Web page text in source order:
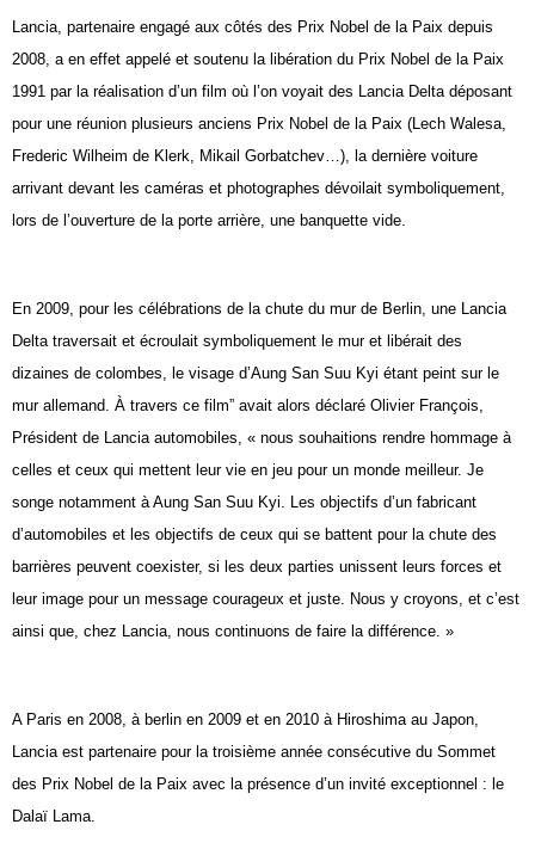
Lancia, partenaire engagé aux côtés des Prix Nobel de la Paix depuis
2008, a en effet appelé et soutenu la libération du Prix Nobel de la Paix
1991 par la réalisation d’un film où l’on voyait des Lancia Delta déposant
pour une réunion plusieurs anciens Prix Nobel de la Paix (Lech Walesa,
Frederic Wilheim de Klerk, Mikail Gorbatchev…), la dernière voiture
arrivant devant les caméras et photographes dévoilait symboliquement,
lors de l’ouverture de la porte arrière, une banquette vide.
En 2009, pour les célébrations de la chute du mur de Berlin, une Lancia
Delta traversait et écroulait symboliquement le mur et libérait des
dizaines de colombes, le visage d’Aung San Suu Kyi étant peint sur le
mur allemand. À travers ce film” avait alors déclaré Olivier François,
Président de Lancia automobiles, « nous souhaitions rendre hommage à
celles et ceux qui mettent leur vie en jeu pour un monde meilleur. Je
songe notamment à Aung San Suu Kyi. Les objectifs d’un fabricant
d’automobiles et les objectifs de ceux qui se battent pour la chute des
barrières peuvent coexister, si les deux parties unissent leurs forces et
leur image pour un message courageux et juste. Nous y croyons, et c’est
ainsi que, chez Lancia, nous continuons de faire la différence. »
A Paris en 2008, à berlin en 2009 et en 2010 à Hiroshima au Japon,
Lancia est partenaire pour la troisième année consécutive du Sommet
des Prix Nobel de la Paix avec la présence d’un invité exceptionnel : le
Dalaï Lama.